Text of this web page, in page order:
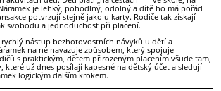
je lehký, pohodlný, odolný a dítě ho má pořád
potvrzují stejně jako u karty. Rodiče tak získají
svobodu a jednoduchost při placení.
nástup bezhotovostních návyků u dětí a
na ně navazuje způsobem, který spojuje
s praktickým, dětem přirozeným placením všude tam,
které už dnes posílají kapesné na dětský účet a sledují
logickým dalším krokem.